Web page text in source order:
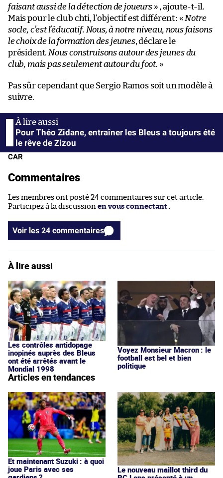
faisant aussi de la détection de joueurs» , ajoute-t-il.
Mais pour le club chti, l’objectif est différent : « Notre
socle, c’est l’éducatif. Nous, à notre niveau, nous faisons
le choix de la formation des jeunes, déclare le
président. Nous construisons autour des jeunes du
club, mais pas seulement autour du foot. »
Pas sûr cependant que Sergio Ramos soit un modèle à
suivre.
Pour Théo Zidane, entraîner les Bleus a toujours été
le rêve de Zizou
CAR
Commentaires
Les membres ont posté 24 commentaires sur cet article.
Participez à la discussion en vous connectant
Voir les 24 commentaires
À lire aussi
Les contrôles antidopage
inopinés auprès des Bleus
ont été arrêtés avant le
Mondial 1998
Voyez Monsieur Macron : le
football est bel et bien
politique
Articles en tendances
Et maintenant Suzuki : à quoi
joue Paris avec ses
Le nouveau maillot third du